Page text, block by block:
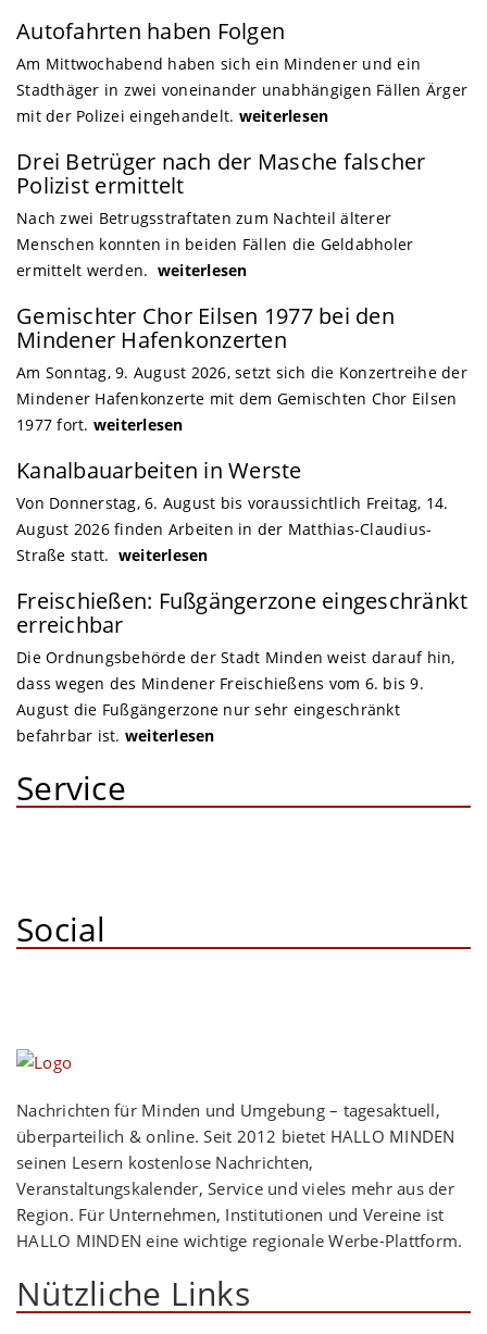
Autofahrten haben Folgen
Am Mittwochabend haben sich ein Mindener und ein
Stadthäger in zwei voneinander unabhängigen Fällen Ärger
mit der Polizei eingehandelt. weiterlesen
Drei Betrüger nach der Masche falscher
Polizist ermittelt
Nach zwei Betrugsstraftaten zum Nachteil älterer
Menschen konnten in beiden Fällen die Geldabholer
ermittelt werden. weiterlesen
Gemischter Chor Eilsen 1977 bei den
Mindener Hafenkonzerten
Am Sonntag, 9. August 2026, setzt sich die Konzertreihe der
Mindener Hafenkonzerte mit dem Gemischten Chor Eilsen
1977 fort. weiterlesen
Kanalbauarbeiten in Werste
Von Donnerstag, 6. August bis voraussichtlich Freitag, 14.
August 2026 finden Arbeiten in der Matthias-Claudius-
Straße statt. weiterlesen
Freischießen: Fußgängerzone eingeschränkt
erreichbar
Die Ordnungsbehörde der Stadt Minden weist darauf hin,
dass wegen des Mindener Freischießens vom 6. bis 9.
August die Fußgängerzone nur sehr eingeschränkt
befahrbar ist. weiterlesen
Service
Social
Nachrichten für Minden und Umgebung – tagesaktuell,
überparteilich & online. Seit 2012 bietet HALLO MINDEN
seinen Lesern kostenlose Nachrichten,
Veranstaltungskalender, Service und vieles mehr aus der
Region. Für Unternehmen, Institutionen und Vereine ist
HALLO MINDEN eine wichtige regionale Werbe-Plattform.
Nützliche Links